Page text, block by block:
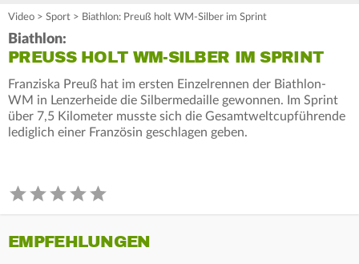
Video > Sport > Biathlon: Preuß holt WM-Silber im Sprint
Biathlon:
PREUSS HOLT WM-SILBER IM SPRINT
Franziska Preuß hat im ersten Einzelrennen der Biathlon-
WM in Lenzerheide die Silbermedaille gewonnen. Im Sprint
über 7,5 Kilometer musste sich die Gesamtweltcupführende
lediglich einer Französin geschlagen geben.
EMPFEHLUNGEN